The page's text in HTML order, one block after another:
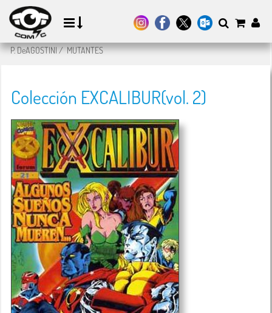
P. DeAGOSTINI/MUTANTES
Colección EXCALIBUR(vol. 2)